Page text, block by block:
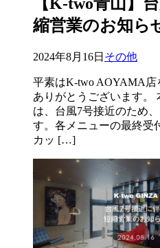
【K-two青山】
縮営業のお知ら
2024年8月16日 その他
平素はK-two AOYAMA店
ありがとうございます。
は、台風7号接近のため
す。各メニューの最終受
カッ […]